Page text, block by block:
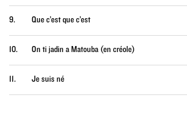
9. Que c’est que c’est
10. On ti jadin a Matouba (en créole)
11. Je suis né